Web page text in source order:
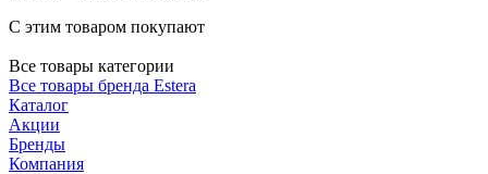
С этим товаром покупают
Все товары категории
Все товары бренда Estera
Каталог
Акции
Бренды
Компания